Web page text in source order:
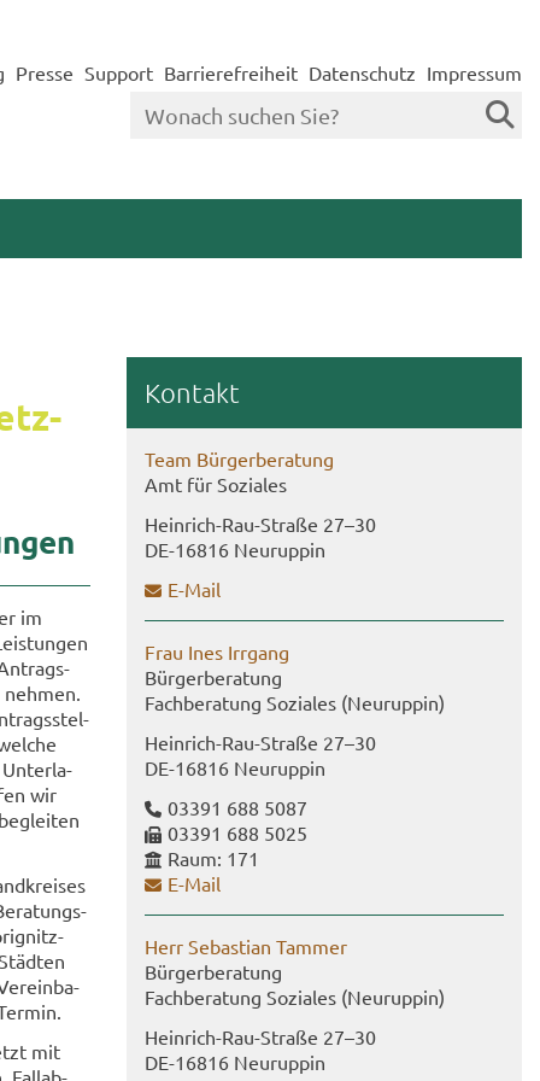
Presse Support Barrierefreiheit Datenschutz Impressum
im
Un­ter­la­
wir
mit
Kon­takt
Team Bür­ger­be­ra­tung
Amt für So­zia­les
Heinrich-​Rau-Straße 27–30
DE-​16816 Neu­rup­pin
E-​Mail
Frau Ines Irr­gang
Bür­ger­be­ra­tung
Fach­be­ra­tung So­zia­les (Neu­rup­pin)
Heinrich-​Rau-Straße 27–30
DE-​16816 Neu­rup­pin
03391 688 5087
03391 688 5025
Raum: 171
E-​Mail
Herr Se­bas­ti­an Tammer
Bür­ger­be­ra­tung
Fach­be­ra­tung So­zia­les (Neu­rup­pin)
Heinrich-​Rau-Straße 27–30
DE-​16816 Neu­rup­pin